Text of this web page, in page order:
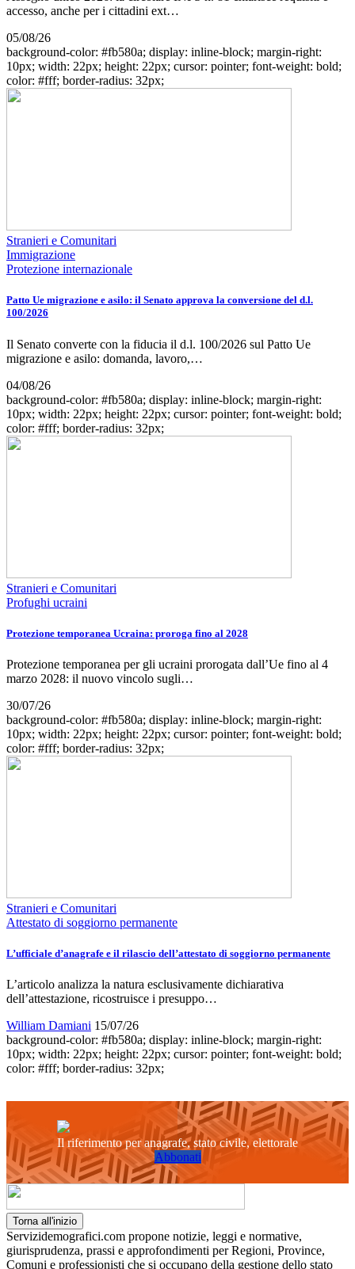
accesso, anche per i cittadini ext…
05/08/26
background-color: #fb580a; display: inline-block; margin-right:
10px; width: 22px; height: 22px; cursor: pointer; font-weight: bold;
color: #fff; border-radius: 32px;
Stranieri e Comunitari
Immigrazione
Protezione internazionale
Patto Ue migrazione e asilo: il Senato approva la conversione del d.l.
100/2026
Il Senato converte con la fiducia il d.l. 100/2026 sul Patto Ue
migrazione e asilo: domanda, lavoro,…
04/08/26
background-color: #fb580a; display: inline-block; margin-right:
10px; width: 22px; height: 22px; cursor: pointer; font-weight: bold;
color: #fff; border-radius: 32px;
Stranieri e Comunitari
Profughi ucraini
Protezione temporanea Ucraina: proroga fino al 2028
Protezione temporanea per gli ucraini prorogata dall’Ue fino al 4
marzo 2028: il nuovo vincolo sugli…
30/07/26
background-color: #fb580a; display: inline-block; margin-right:
10px; width: 22px; height: 22px; cursor: pointer; font-weight: bold;
color: #fff; border-radius: 32px;
Stranieri e Comunitari
Attestato di soggiorno permanente
L’ufficiale d’anagrafe e il rilascio dell’attestato di soggiorno permanente
L’articolo analizza la natura esclusivamente dichiarativa
dell’attestazione, ricostruisce i presuppo…
William Damiani 15/07/26
background-color: #fb580a; display: inline-block; margin-right:
10px; width: 22px; height: 22px; cursor: pointer; font-weight: bold;
color: #fff; border-radius: 32px;
Il riferimento per anagrafe, stato civile, elettorale
Abbonati
Torna all'inizio
Servizidemografici.com propone notizie, leggi e normative,
giurisprudenza, prassi e approfondimenti per Regioni, Province,
Comuni e professionisti che si occupano della gestione dello stato